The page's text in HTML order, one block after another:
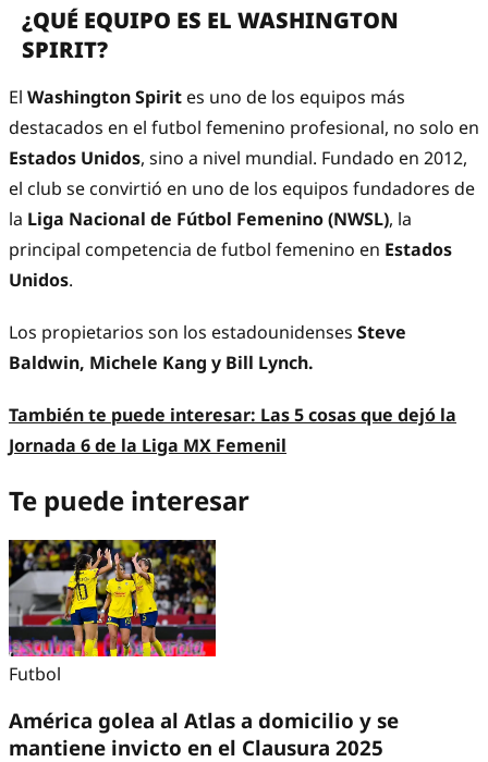
¿QUÉ EQUIPO ES EL WASHINGTON
SPIRIT?
El Washington Spirit es uno de los equipos más
destacados en el futbol femenino profesional, no solo en
Estados Unidos, sino a nivel mundial. Fundado en 2012,
el club se convirtió en uno de los equipos fundadores de
la Liga Nacional de Fútbol Femenino (NWSL), la
principal competencia de futbol femenino en Estados
Unidos.
Los propietarios son los estadounidenses Steve
Baldwin, Michele Kang y Bill Lynch.
También te puede interesar: Las 5 cosas que dejó la
Jornada 6 de la Liga MX Femenil
Te puede interesar
Futbol
América golea al Atlas a domicilio y se
mantiene invicto en el Clausura 2025